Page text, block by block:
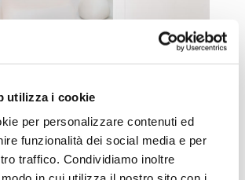
utilizza i cookie
per personalizzare contenuti ed
funzionalità dei social media e per
traffico. Condividiamo inoltre